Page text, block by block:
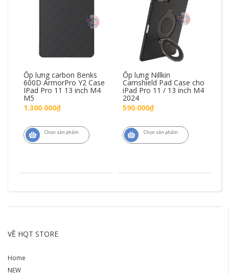
Ốp lưng carbon Benks
600D ArmorPro Y2 Case
IPad Pro 11 13 inch M4
M5
1.300.000₫
Chọn sản phẩm
Ốp lưng Nillkin
Camshield Pad Case cho
iPad Pro 11 / 13 inch M4
2024
590.000₫
Chọn sản phẩm
VỀ HQT STORE
Home
NEW